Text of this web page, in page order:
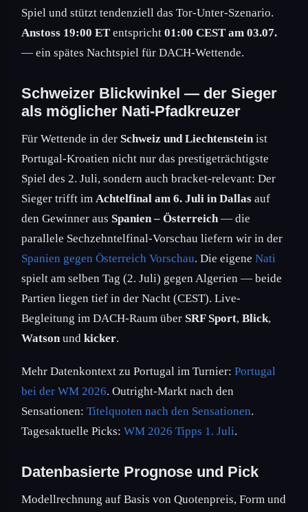
Spiel und stützt tendenziell das Tor-Unter-Szenario.
Anstoss 19:00 ET entspricht 01:00 CEST am 03.07.
— ein spätes Nachtspiel für DACH-Wettende.
Schweizer Blickwinkel — der Sieger
als möglicher Nati-Pfadkreuzer
Für Wettende in der Schweiz und Liechtensteinist
Portugal-Kroatien nicht nur das prestigeträchtigste
Spiel des 2. Juli, sondern auch bracket-relevant: Der
Sieger trifft im Achtelfinal am 6. Juli in Dallas auf
den Gewinner aus Spanien – Österreich— die
parallele Sechzehntelfinal-Vorschau liefern wir in der
Spanien gegen Österreich Vorschau. Die eigene Nati
spielt am selben Tag (2. Juli) gegen Algerien — beide
Partien liegen tief in der Nacht (CEST). Live-
Begleitung im DACH-Raum über SRF Sport, Blick,
Watsonund kicker.
Mehr Datenkontext zu Portugal im Turnier: Portugal
bei der WM 2026. Outright-Markt nach den
Sensationen: Titelquoten nach den Sensationen.
Tagesaktuelle Picks: WM 2026 Tipps 1. Juli.
Datenbasierte Prognose und Pick
Modellrechnung auf Basis von Quotenpreis, Form und